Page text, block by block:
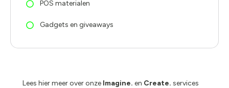
POS materialen
Gadgets en giveaways
Lees hier meer over onze Imagine. en Create. services